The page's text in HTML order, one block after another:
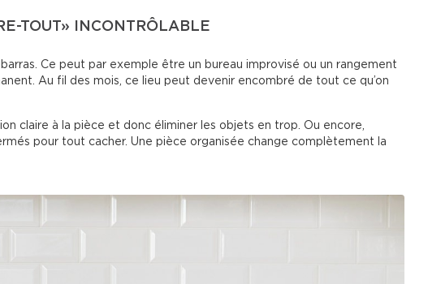
TOUT» INCONTRÔLABLE
Ce peut par exemple être un bureau improvisé ou un rangement
Au fil des mois, ce lieu peut devenir encombré de tout ce qu’on
claire à la pièce et donc éliminer les objets en trop. Ou encore,
pour tout cacher. Une pièce organisée change complètement la